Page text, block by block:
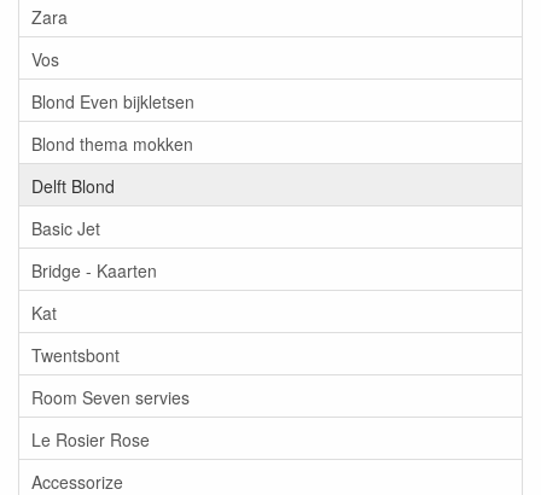
Zara
Vos
Blond Even bijkletsen
Blond thema mokken
Delft Blond
Basic Jet
Bridge - Kaarten
Kat
Twentsbont
Room Seven servies
Le Rosier Rose
Accessorize